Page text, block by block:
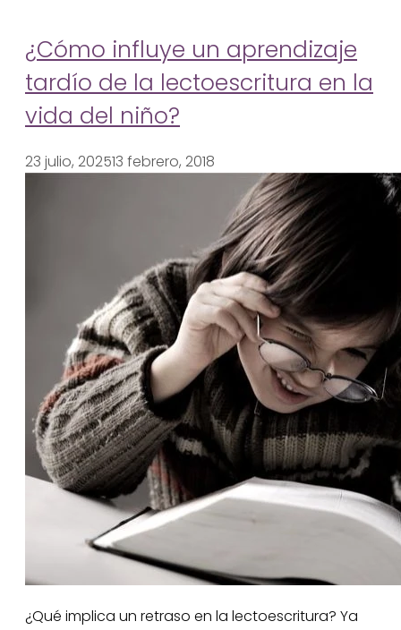
¿Cómo influye un aprendizaje
tardío de la lectoescritura en la
vida del niño?
23 julio, 202513 febrero, 2018
¿Qué implica un retraso en la lectoescritura? Ya